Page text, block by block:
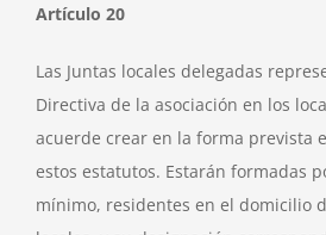
Artículo 20
Las Juntas locales delegadas
Directiva de la asociación en los
acuerde crear en la forma prevista
estos estatutos. Estarán formadas
mínimo, residentes en el domicilio